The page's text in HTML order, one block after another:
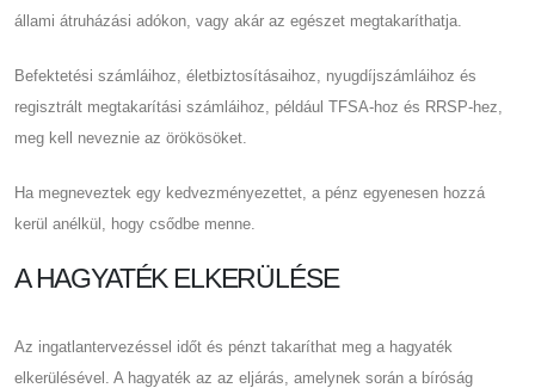
állami átruházási adókon, vagy akár az egészet megtakaríthatja.
Befektetési számláihoz, életbiztosításaihoz, nyugdíjszámláihoz és
regisztrált megtakarítási számláihoz, például TFSA-hoz és RRSP-hez,
meg kell neveznie az örökösöket.
Ha megneveztek egy kedvezményezettet, a pénz egyenesen hozzá
kerül anélkül, hogy csődbe menne.
A HAGYATÉK ELKERÜLÉSE
Az ingatlantervezéssel időt és pénzt takaríthat meg a hagyaték
elkerülésével. A hagyaték az az eljárás, amelynek során a bíróság